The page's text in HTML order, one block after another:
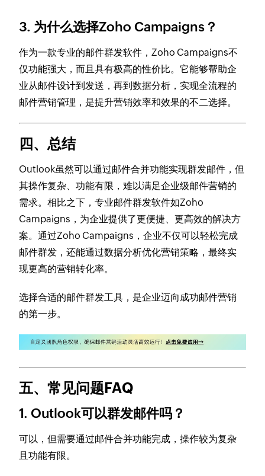
3. 为什么选择Zoho Campaigns？
作为一款专业的邮件群发软件，Zoho Campaigns不
仅功能强大，而且具有极高的性价比。它能够帮助企
业从邮件设计到发送，再到数据分析，实现全流程的
邮件营销管理，是提升营销效率和效果的不二选择。
四、总结
Outlook虽然可以通过邮件合并功能实现群发邮件，但
其操作复杂、功能有限，难以满足企业级邮件营销的
需求。相比之下，专业邮件群发软件如Zoho
Campaigns，为企业提供了更便捷、更高效的解决方
案。通过Zoho Campaigns，企业不仅可以轻松完成
邮件群发，还能通过数据分析优化营销策略，最终实
现更高的营销转化率。
选择合适的邮件群发工具，是企业迈向成功邮件营销
的第一步。
五、常见问题FAQ
1. Outlook可以群发邮件吗？
可以，但需要通过邮件合并功能完成，操作较为复杂
且功能有限。